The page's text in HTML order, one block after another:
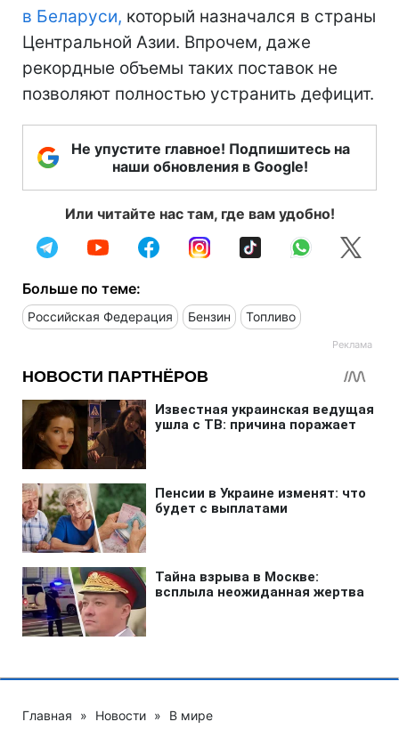
в Беларуси, который назначался в страны
Центральной Азии. Впрочем, даже
рекордные объемы таких поставок не
позволяют полностью устранить дефицит.
Не упустите главное! Подпишитесь на
наши обновления в Google!
Или читайте нас там, где вам удобно!
Больше по теме:
Российская Федерация Бензин Топливо
Главная » Новости » В мире